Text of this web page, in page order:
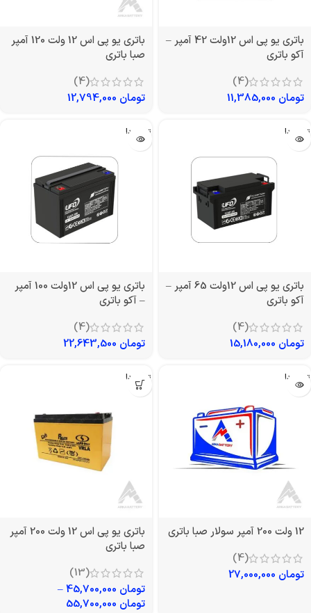
باتری یو پی اس 12ولت 42 آمپر –
آکو باتری
(4)
تومان
باتری یو پی اس 12 ولت 120 آمپر
صبا باتری
(4)
تومان
تمام شد!
باتری یو پی اس 12ولت 65 آمپر –
آکو باتری
(4)
تومان
تمام شد!
باتری یو پی اس 12ولت 100 آمپر
– آکو باتری
(4)
تومان
تمام شد!
12 ولت 200 آمپر سولار صبا باتری
(4)
تومان
تمام شد!
باتری یو پی اس 12 ولت 200 آمپر
صبا باتری
(13)
تومان
–
تومان